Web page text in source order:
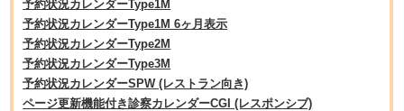
予約状況カレンダーType1M
予約状況カレンダーType1M 6ヶ月表示
予約状況カレンダーType2M
予約状況カレンダーType3M
予約状況カレンダーSPW (レストラン向き)
ページ更新機能付き診察カレンダーCGI (レスポンシブ)